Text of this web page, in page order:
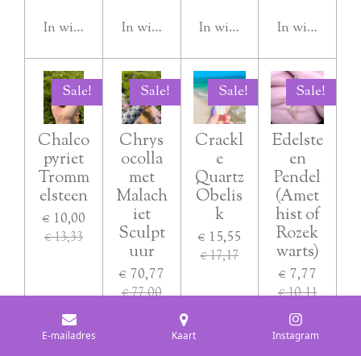
In winkelwagenIn winkelwagenIn winkelwagen
In
Sale!
Chalco
pyriet
Tromm
elsteen
€ 10,00
€ 13,33
Sale!
Chrys
ocolla
met
Malach
iet
Sculpt
uur
€ 70,77
€ 77,00
Sale!
Crackl
e
Quartz
Obelis
k
€ 15,55
€ 17,17
Sale!
Edelste
en
Pendel
(Amet
hist of
Rozek
warts)
€ 7,77
€ 10,11
E-mailadres Kaart Instagram